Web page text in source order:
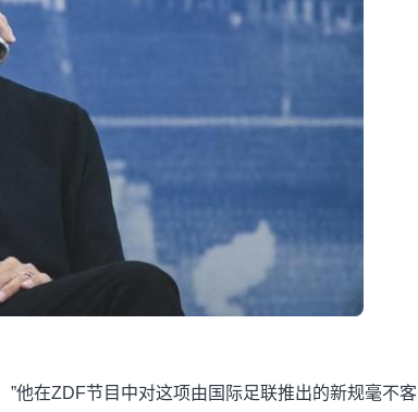
他在ZDF节目中对这项由国际足联推出的新规毫不客